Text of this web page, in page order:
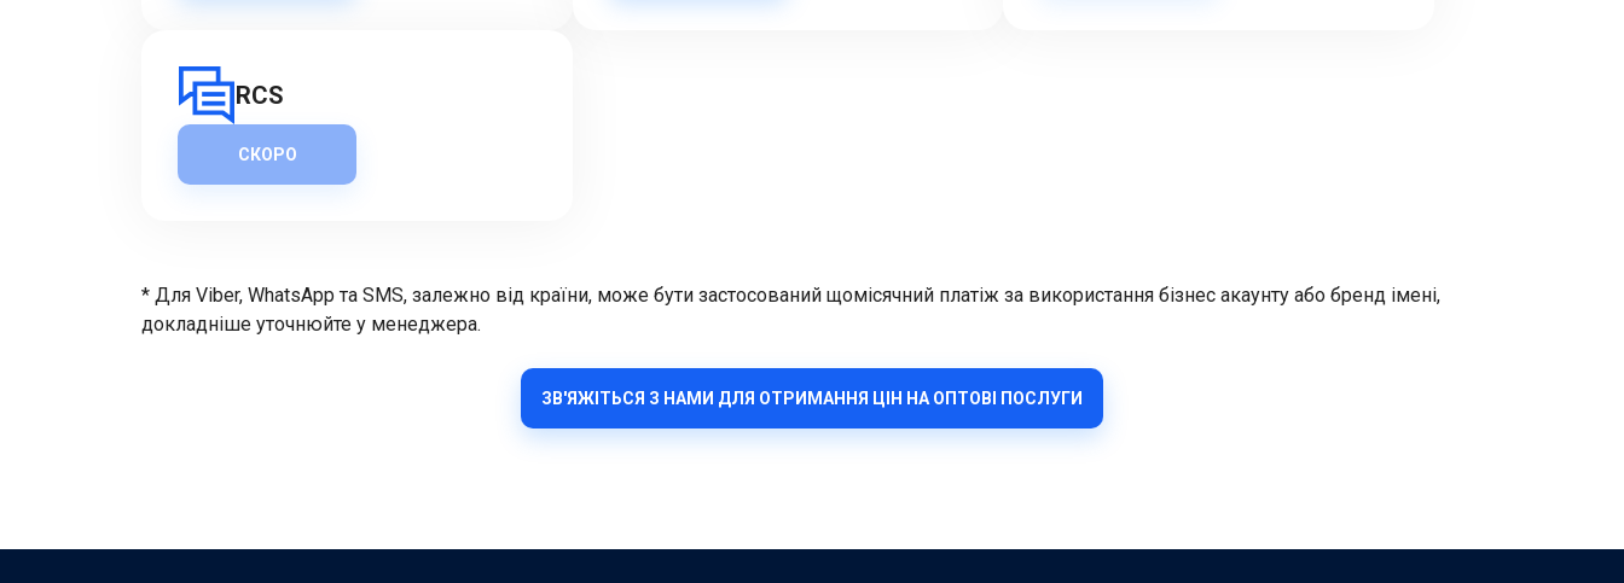
RCS
СКОРО
* Для Viber, WhatsApp та SMS, залежно від країни, може бути застосований щомісячний платіж за використання бізнес акаунту або бренд імені,
докладніше уточнюйте у менеджера.
ЗВ'ЯЖІТЬСЯ З НАМИ ДЛЯ ОТРИМАННЯ ЦІН НА ОПТОВІ ПОСЛУГИ